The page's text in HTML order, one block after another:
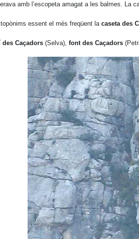
amb l’escopeta amagat a les balmes. La
essent el més freqüent la caseta des
des Caçadors (Selva), font des Caçadors